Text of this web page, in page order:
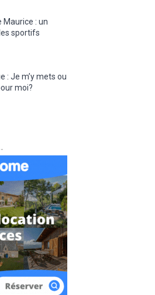
Maurice : un
sportifs
: Je m’y mets ou
moi?